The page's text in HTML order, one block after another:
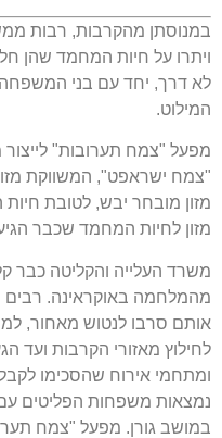
במנוסתן מהקרבות, רבות
ויתרו על חיות המחמד שהן
לא דרך, יחד עם בני המשפחה
המילוט.
מפעל "צמח תערובות"
"צמח ישראפט", המשווקת
מזון מובחר יבש, לטובת חיות
מזון לחיות המחמד שכבר
משרד העלייה והקליטה כבר
מהמלחמה באוקראינה.
אותם סרבו לנטוש מאחור,
לחילוץ מאזורי הקרבות ועד
ומתחמי אירוח שהסכימו
נמצאות משפחות הפליטים
במושב גורן. מפעל "צמח